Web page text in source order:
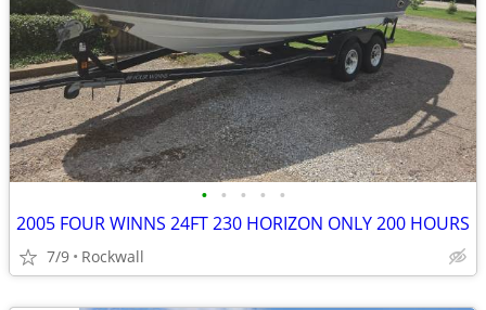
• • • • •
2005 FOUR WINNS 24FT 230 HORIZON ONLY 200 HOURS
7/9 Rockwall